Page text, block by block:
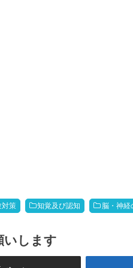
対策 知覚及び認知 脳・神経
いします